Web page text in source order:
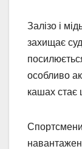
Залізо і
захищає
особливо
кашах стає